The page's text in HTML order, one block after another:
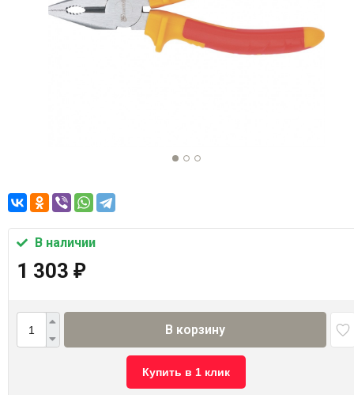
В наличии
1 303 ₽
В корзину
Купить в 1 клик